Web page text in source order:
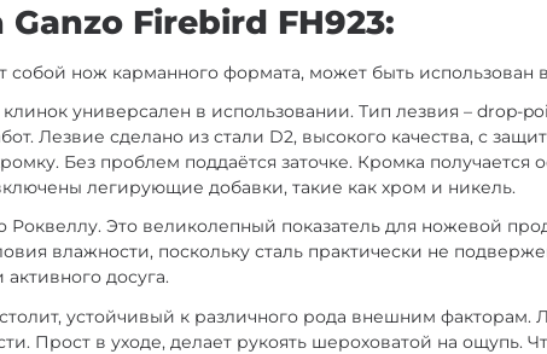
Firebird FH923:
собой нож карманного формата, может быть использован
универсален в использовании. Тип лезвия – drop-
Лезвие сделано из стали D2, высокого качества, с
Без проблем поддаётся заточке. Кромка получается
легирующие добавки, такие как хром и никель.
Роквеллу. Это великолепный показатель для ножевой
влажности, поскольку сталь практически не
досуга.
устойчивый к различного рода внешним
Прост в уходе, делает рукоять шероховатой на ощупь.